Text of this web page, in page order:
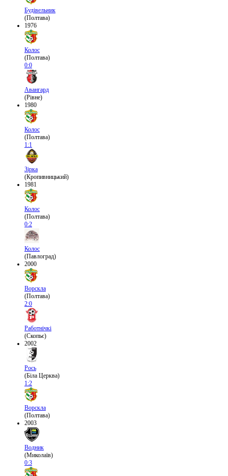
Будівельник
(Полтава)
1976
Колос
(Полтава)
0:0
Авангард
(Рівне)
1980
Колос
(Полтава)
1:1
Зірка
(Кропивницький)
1981
Колос
(Полтава)
0:2
Колос
(Павлоград)
2000
Ворскла
(Полтава)
2:0
Работнічкі
(Скопьє)
2002
Рось
(Біла Церква)
1:2
Ворскла
(Полтава)
2003
Водник
(Миколаїв)
0:3